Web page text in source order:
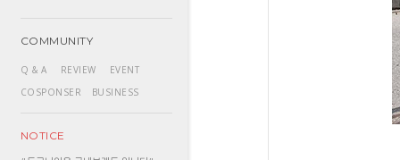
COMMUNITY
Q & A REVIEW
EVENT
COSPONSER
BUSINESS
NOTICE